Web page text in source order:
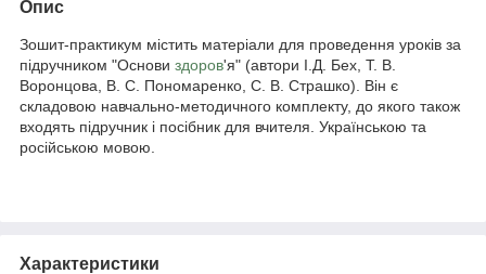
Опис
Зошит-практикум містить матеріали для проведення уроків за
підручником "Основи здоров'я" (автори І.Д. Бех, Т. В.
Воронцова, В. С. Пономаренко, С. В. Страшко). Він є
складовою навчально-методичного комплекту, до якого також
входять підручник і посібник для вчителя. Українською та
російською мовою.
Характеристики